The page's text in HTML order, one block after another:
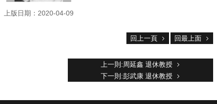
捐
畢
上版日期：2020-04-09
回上一頁 回最上面
上一則:周延鑫 退休教授
下一則:彭武康 退休教授